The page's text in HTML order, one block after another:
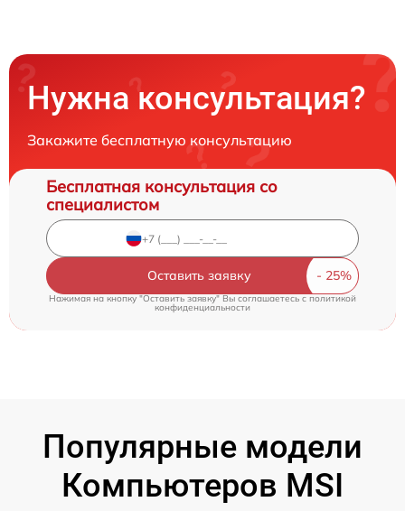
Нужна консультация?
Закажите бесплатную консультацию
Бесплатная консультация со
специалистом
Оставить заявку
Нажимая на кнопку "Оставить заявку" Вы соглашаетесь cполитикой
конфиденциальности
Популярные модели
Компьютеров MSI